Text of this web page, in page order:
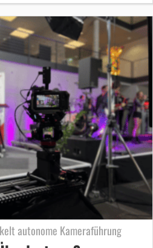
autonome Kameraführung